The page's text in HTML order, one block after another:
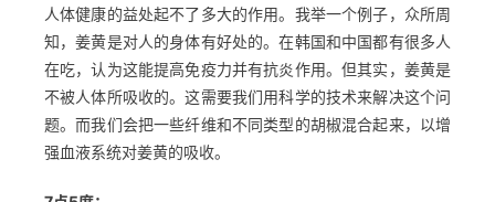
人体健康的益处起不了多大的作用。我举一个例子，众所周
知，姜黄是对人的身体有好处的。在韩国和中国都有很多人
在吃，认为这能提高免疫力并有抗炎作用。但其实，姜黄是
不被人体所吸收的。这需要我们用科学的技术来解决这个问
题。而我们会把一些纤维和不同类型的胡椒混合起来，以增
强血液系统对姜黄的吸收。